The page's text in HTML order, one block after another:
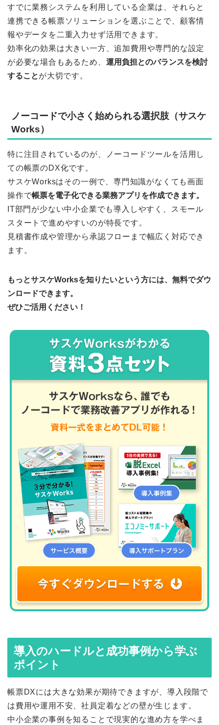
すでに業務システムを利用している企業は、それらと
連携できる帳票ソリューションを選ぶことで、顧客情
報やデータを二重入力せず活用できます。
効率化の効果は大きい一方、追加費用や専門的な設定
が必要な場合もあるため、 運用負担とのバランスを検討
することが大切です。
ノーコードで小さく始められる選択肢（サスケ
Works）
特に注目されているのが、ノーコードツールを活用し
ての帳票のDX化です。
サスケWorksはその一例で、専門知識がなくても画面
操作で帳票を電子化できる業務アプリを作成できます。
IT部門が少ない中小企業でも導入しやすく、スモール
スタートで進めやすいのが特長です。
見積書作成や管理から承認フローまで幅広く対応でき
ます。
もっとサスケWorksを知りたいという方には、無料でダウ
ンロードできます。
ぜひご活用ください！
導入のハードルと成功事例から学ぶ
ポイント
帳票DXには大きな効果が期待できますが、導入段階で
は費用や運用不安、社員定着などの壁が生じます。
中小企業の事例を知ることで現実的な進め方を学べま